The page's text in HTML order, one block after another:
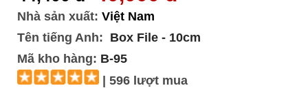
Nhà sản xuất: Việt Nam
Tên tiếng Anh: Box File - 10cm
Mã kho hàng: B-95
| 596 lượt mua